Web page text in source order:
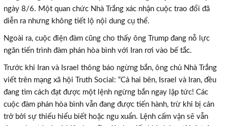
ngày 8/6. Một quan chức Nhà Trắng xác nhận cuộc trao đổi đã
diễn ra nhưng không tiết lộ nội dung cụ thể.
Ngoài ra, cuộc điện đàm cũng cho thấy ông Trump đang nỗ lực
ngăn tiến trình đàm phán hòa bình với Iran rơi vào bế tắc.
Trước khi Iran và Israel thông báo ngừng bắn, ông chủ Nhà Trắng
viết trên mạng xã hội Truth Social: “Cả hai bên, Israel và Iran, đều
đang tìm cách đạt được một lệnh ngừng bắn ngay lập tức! Các
cuộc đàm phán hòa bình vẫn đang được tiến hành, trừ khi bị cản
trở bởi sự thiếu hiểu biết hoặc ngu xuẩn. Lệnh cấm vận sẽ vẫn